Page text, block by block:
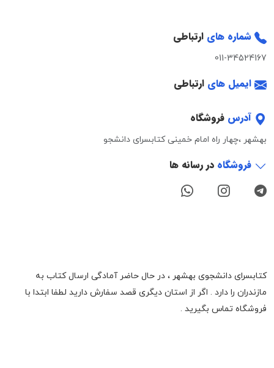
شماره های ارتباطی
011-34524167
ایمیل های ارتباطی
آدرس فروشگاه
بهشهر ،چهار راه امام خمینی کتابسرای دانشجو
فروشگاه در رسانه ها
کتابسرای دانشجوی بهشهر ، در حال حاضر آمادگی ارسال کتاب به
مازندران را دارد . اگر از استان دیگری قصد سفارش دارید لطفا ابتدا با
فروشگاه تماس بگیرید .